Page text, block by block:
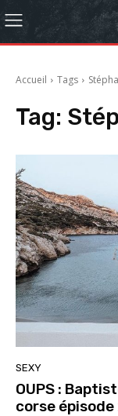
Accueil Tags
Tag:
SEXY
OUPS :
corse épisode